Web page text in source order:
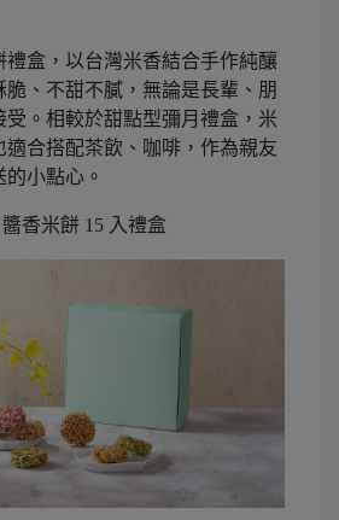
禮盒，以台灣米香結合手作純釀
、不甜不膩，無論是長輩、朋
受。相較於甜點型彌月禮盒，米
適合搭配茶飲、咖啡，作為親友
小點心。
香米餅 15 入禮盒